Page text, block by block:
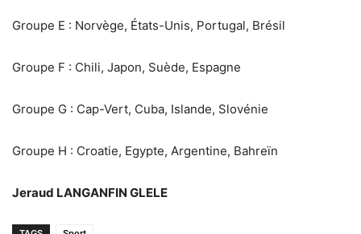
Groupe E : Norvège, États-Unis, Portugal, Brésil
Groupe F : Chili, Japon, Suède, Espagne
Groupe G : Cap-Vert, Cuba, Islande, Slovénie
Groupe H : Croatie, Egypte, Argentine, Bahreïn
Jeraud LANGANFIN GLELE